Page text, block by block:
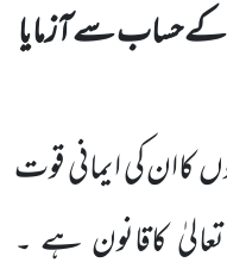
کے حساب سے آزمایا
کاان کی ایمانی قوت
تعالیٰ کاقانون ہے ۔